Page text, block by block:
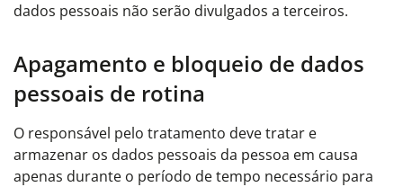
dados pessoais não serão divulgados a terceiros.
Apagamento e bloqueio de dados
pessoais de rotina
O responsável pelo tratamento deve tratar e
armazenar os dados pessoais da pessoa em causa
apenas durante o período de tempo necessário para